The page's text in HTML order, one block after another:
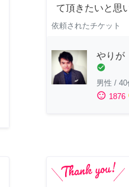
て頂きたいと思
依頼されたチケット
やりが
check_circle
男性 / 40
sentiment_satisfied 1876